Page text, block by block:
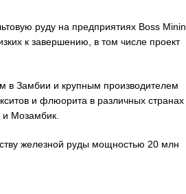
руду на предприятиях Boss
к завершению, в том числе проект
в Замбии и крупным производителем
и флюорита в различных странах
Мозамбик.
железной руды мощностью 20 млн